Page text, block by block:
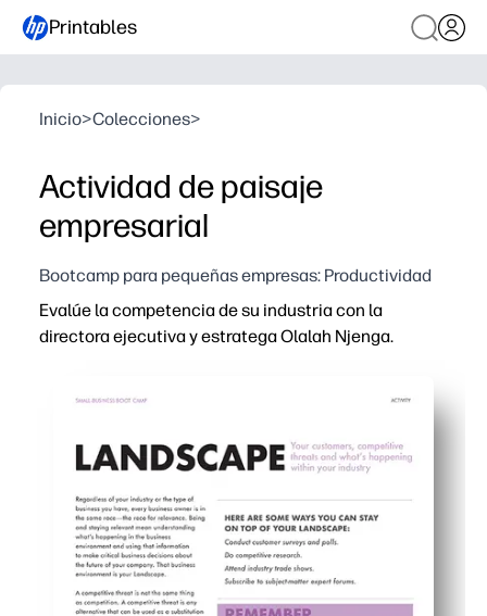
Printables
Inicio>Colecciones>
Actividad de paisaje
empresarial
Bootcamp para pequeñas empresas: Productividad
Evalúe la competencia de su industria con la
directora ejecutiva y estratega Olalah Njenga.